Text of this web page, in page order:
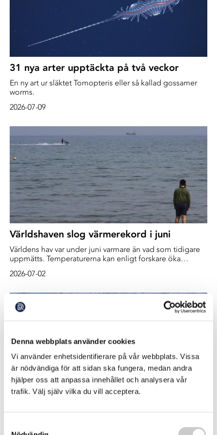
Denna webbplats använder cookies
Vi använder enhetsidentifierare på vår webbplats. Vissa
är nödvändiga för att sidan ska fungera, medan andra
hjälper oss att anpassa innehållet och analysera vår
trafik. Välj själv vilka du vill acceptera.
31 nya arter upptäckta på två veckor
En ny art ur släktet Tomopteris eller så kallad gossamer
worms.
2026-07-09
Världshaven slog värmerekord i juni
Världens hav var under juni varmare än vad som tidigare
uppmätts. Temperaturerna kan enligt forskare öka
2026-07-02